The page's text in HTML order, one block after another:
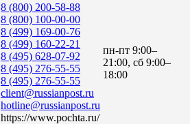
8 (800) 200-58-88
8 (800) 100-00-00
8 (499) 169-00-76
8 (499) 160-22-21
8 (495) 628-07-92
8 (495) 276-55-55
8 (495) 276-55-55
client@russianpost.ru
hotline@russianpost.ru
https://www.pochta.ru/
пн-пт 9:00–
21:00, сб 9:00–
18:00